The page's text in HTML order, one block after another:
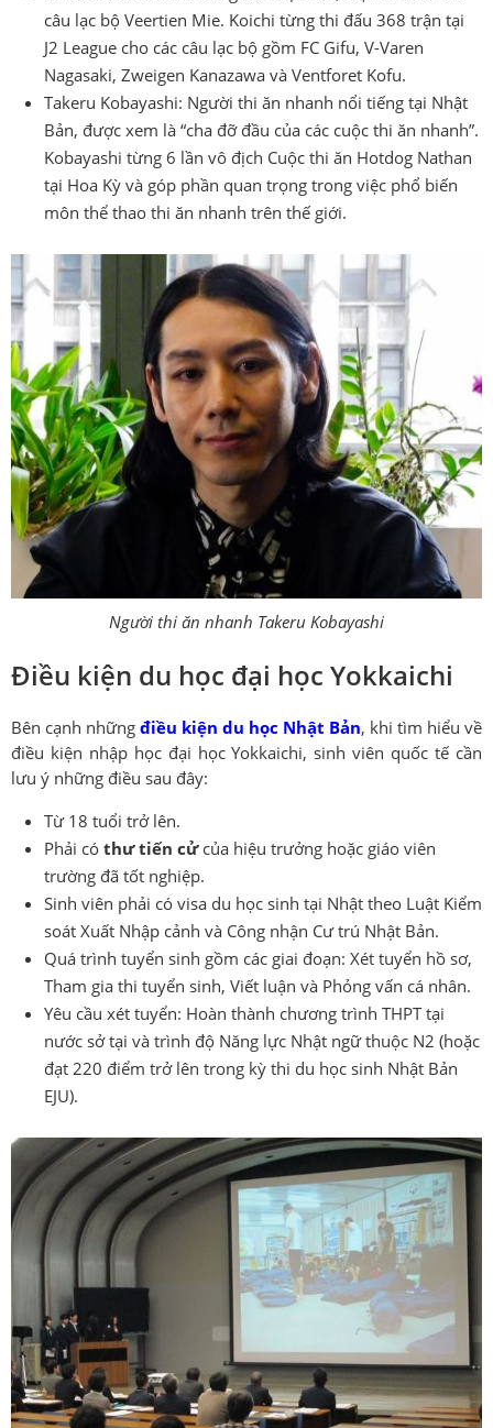
câu lạc bộ Veertien Mie. Koichi từng thi đấu 368 trận tại
J2 League cho các câu lạc bộ gồm FC Gifu, V-Varen
Nagasaki, Zweigen Kanazawa và Ventforet Kofu.
Takeru Kobayashi: Người thi ăn nhanh nổi tiếng tại Nhật
Bản, được xem là “cha đỡ đầu của các cuộc thi ăn nhanh”.
Kobayashi từng 6 lần vô địch Cuộc thi ăn Hotdog Nathan
tại Hoa Kỳ và góp phần quan trọng trong việc phổ biến
môn thể thao thi ăn nhanh trên thế giới.
Người thi ăn nhanh Takeru Kobayashi
Điều kiện du học đại học Yokkaichi
Bên cạnh những điều kiện du học Nhật Bản, khi tìm hiểu về
điều kiện nhập học đại học Yokkaichi, sinh viên quốc tế cần
lưu ý những điều sau đây:
Từ 18 tuổi trở lên.
Phải có thư tiến cửcủa hiệu trưởng hoặc giáo viên
trường đã tốt nghiệp.
Sinh viên phải có visa du học sinh tại Nhật theo Luật Kiểm
soát Xuất Nhập cảnh và Công nhận Cư trú Nhật Bản.
Quá trình tuyển sinh gồm các giai đoạn: Xét tuyển hồ sơ,
Tham gia thi tuyển sinh, Viết luận và Phỏng vấn cá nhân.
Yêu cầu xét tuyển: Hoàn thành chương trình THPT tại
nước sở tại và trình độ Năng lực Nhật ngữ thuộc N2 (hoặc
đạt 220 điểm trở lên trong kỳ thi du học sinh Nhật Bản
EJU).